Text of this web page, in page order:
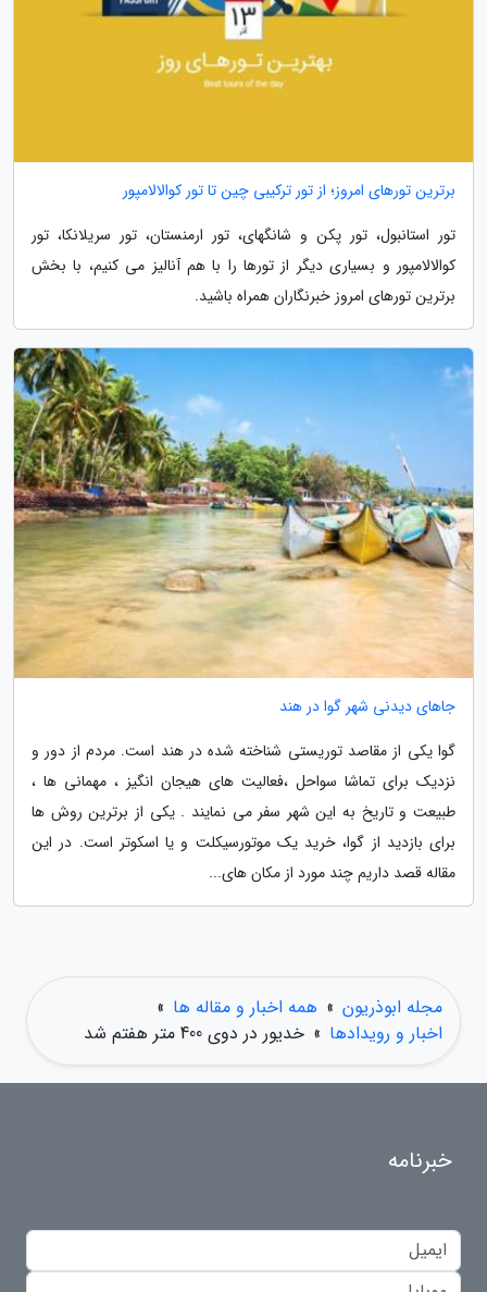
برترین تورهای امروز؛ از تور ترکیبی چین تا تور کوالالامپور
تور استانبول، تور پکن و شانگهای، تور ارمنستان، تور سریلانکا، تور
کوالالامپور و بسیاری دیگر از تورها را با هم آنالیز می کنیم، با بخش
برترین تورهای امروز خبرنگاران همراه باشید.
جاهای دیدنی شهر گوا در هند
گوا یکی از مقاصد توریستی شناخته شده در هند است. مردم از دور و
نزدیک برای تماشا سواحل ،فعالیت های هیجان انگیز ، مهمانی ها ،
طبیعت و تاریخ به این شهر سفر می نمایند . یکی از برترین روش ها
برای بازدید از گوا، خرید یک موتورسیکلت و یا اسکوتر است. در این
مقاله قصد داریم چند مورد از مکان های...
مجله ابوذریون » همه اخبار و مقاله ها »
اخبار و رویدادها » خدیور در دوی 400 متر هفتم شد
خبرنامه